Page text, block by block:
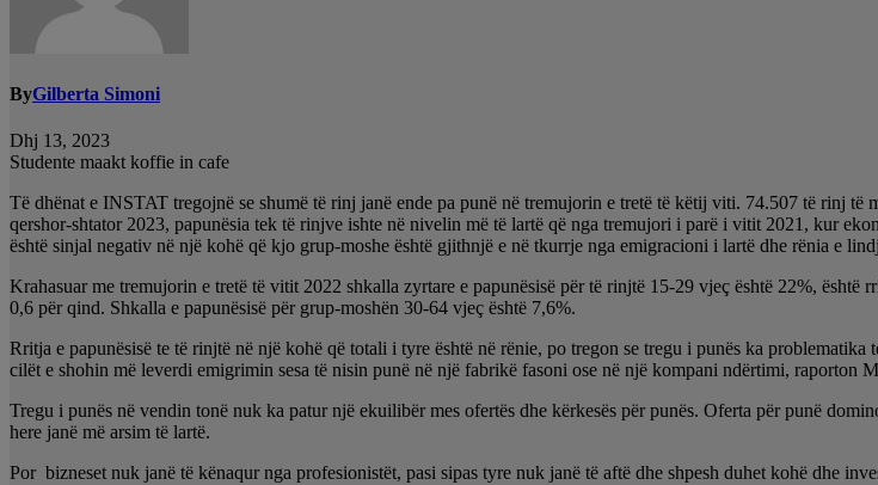
ByGilberta Simoni
Dhj 13, 2023
Studente maakt koffie in cafe
Të dhënat e INSTAT tregojnë se shumë të rinj janë ende pa punë në tremujorin e tretë të këtij viti. 74.507 të rinj
qershor-shtator 2023, papunësia tek të rinjve ishte në nivelin më të lartë që nga tremujori i parë i vitit 2021, kur
është sinjal negativ në një kohë që kjo grup-moshe është gjithnjë e në tkurrje nga emigracioni i lartë dhe rënia e
Krahasuar me tremujorin e tretë të vitit 2022 shkalla zyrtare e papunësisë për të rinjtë 15-29 vjeç është 22%,
0,6 për qind. Shkalla e papunësisë për grup-moshën 30-64 vjeç është 7,6%.
Rritja e papunësisë te të rinjtë në një kohë që totali i tyre është në rënie, po tregon se tregu i punës ka
cilët e shohin më leverdi emigrimin sesa të nisin punë në një fabrikë fasoni ose në një kompani ndërtimi, raporton
Tregu i punës në vendin tonë nuk ka patur një ekuilibër mes ofertës dhe kërkesës për punës. Oferta për punë
here janë më arsim të lartë.
Por bizneset nuk janë të kënaqur nga profesionistët, pasi sipas tyre nuk janë të aftë dhe shpesh duhet kohë dhe